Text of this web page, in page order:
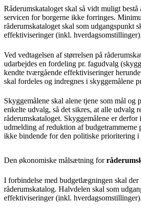
Råderumskataloget skal så vidt muligt
servicen for borgerne ikke forringes.
råderumskataloget skal som udgangspunkt
effektiviseringer (inkl. hverdagsomstillinger).
Ved vedtagelsen af størrelsen på
udarbejdes en fordeling pr. fagudvalg
kendte tværgående effektiviseringer
skal fordeles og indregnes i skyggemålene
Skyggemålene skal alene tjene som mål og
enkelte udvalg, så det sikres, at alle udvalg
råderumskataloget. Skyggemålene er derfor
udmelding af reduktion af budgetrammerne
ikke bindende for den politiske prioritering i
Den økonomiske målsætning for
I forbindelse med budgetlægningen skal der
råderumskatalog. Halvdelen skal som
effektiviseringer (inkl. hverdagsomstillinger).